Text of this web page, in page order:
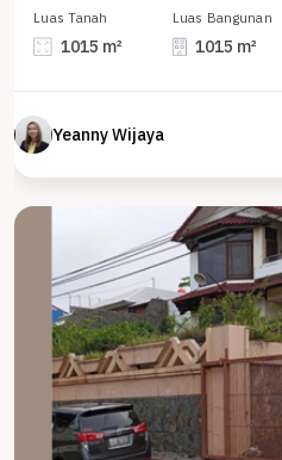
Luas Tanah
1015 m²
Luas Bangunan
1015 m²
Yeanny Wijaya